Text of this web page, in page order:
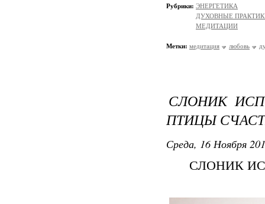
Рубрики: ЭНЕРГЕТИКА
ДУХОВНЫЕ
МЕДИТАЦИИ
Метки: медитация любовь
СЛОНИК
ПТИЦЫ
Среда, 16 Ноября
СЛОНИК